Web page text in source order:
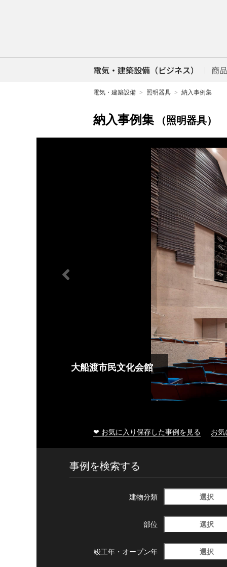
電気・建築設備（ビジネス） 商
電気・建築設備 照明器具 納入事例集
納入事例集 （照明器具）
大船渡市民文化会館
❤ お気に入り保存した事例を見る お
事例を検索する
建物分類 選択
部位 選択
竣工年・ オープン年 選択